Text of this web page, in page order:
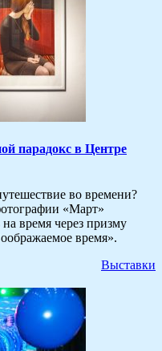
парадокс в Центре
во времени?
«Март»
на время через призму
время».
Выставки